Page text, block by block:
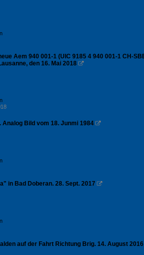
Aem 940 001-1 (UIC 9185 4 940 001-1 CH-
den 16. Mai 2018 
Analog Bild vom 18. Junmi 1984 
in Bad Doberan. 28. Sept. 2017 
auf der Fahrt Richtung Brig. 14. August 2016